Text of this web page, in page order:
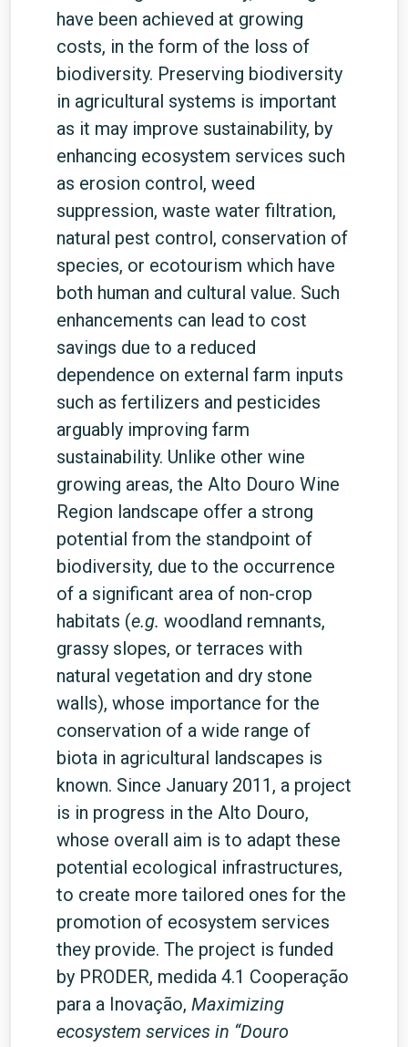
have been achieved at growing
costs, in the form of the loss of
biodiversity. Preserving biodiversity
in agricultural systems is important
as it may improve sustainability, by
enhancing ecosystem services such
as erosion control, weed
suppression, waste water filtration,
natural pest control, conservation of
species, or ecotourism which have
both human and cultural value. Such
enhancements can lead to cost
savings due to a reduced
dependence on external farm inputs
such as fertilizers and pesticides
arguably improving farm
sustainability. Unlike other wine
growing areas, the Alto Douro Wine
Region landscape offer a strong
potential from the standpoint of
biodiversity, due to the occurrence
of a significant area of non-crop
habitats (e.g. woodland remnants,
grassy slopes, or terraces with
natural vegetation and dry stone
walls), whose importance for the
conservation of a wide range of
biota in agricultural landscapes is
known. Since January 2011, a project
is in progress in the Alto Douro,
whose overall aim is to adapt these
potential ecological infrastructures,
to create more tailored ones for the
promotion of ecosystem services
they provide. The project is funded
by PRODER, medida 4.1 Cooperação
para a Inovação, Maximizing
ecosystem services in “Douro